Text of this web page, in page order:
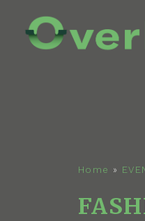
Home »